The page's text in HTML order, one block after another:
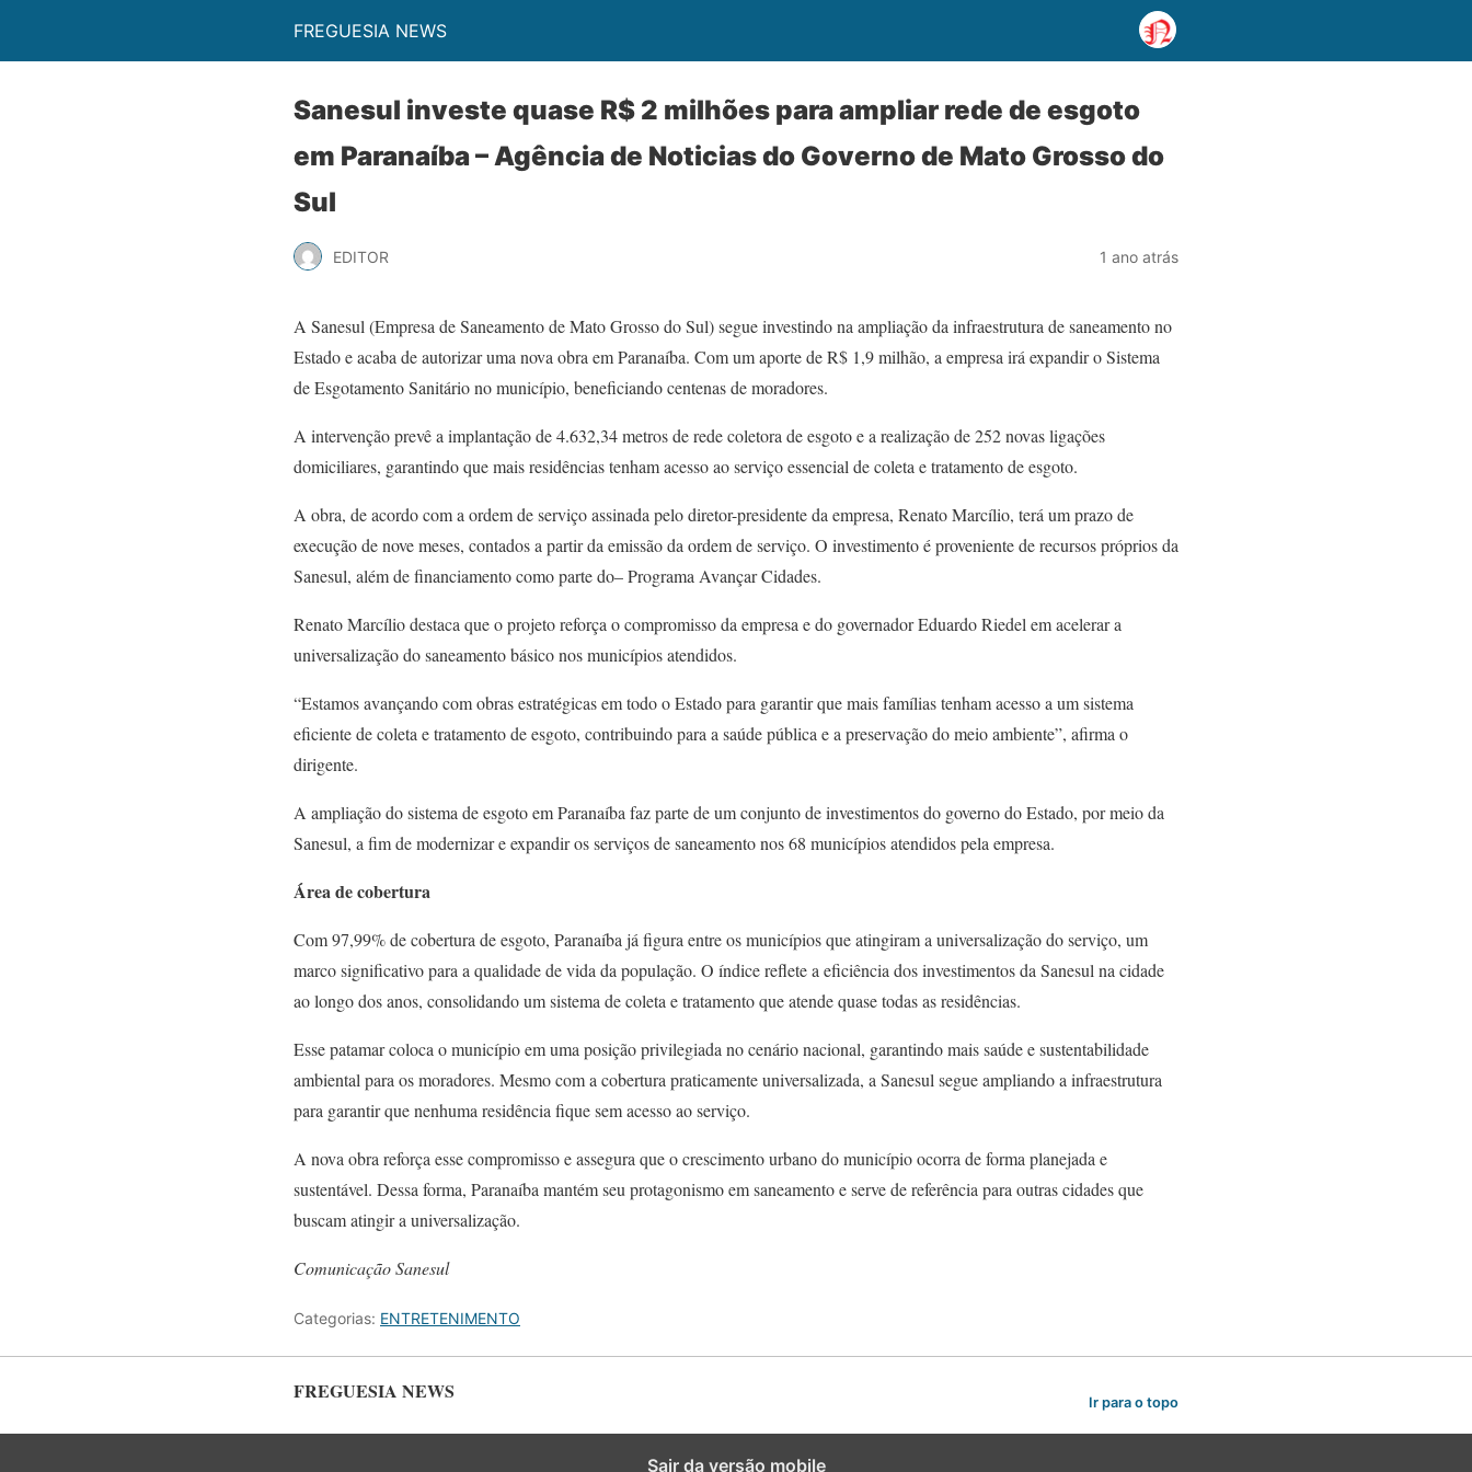
FREGUESIA NEWS
Sanesul investe quase R$ 2 milhões para ampliar rede de esgoto
em Paranaíba – Agência de Noticias do Governo de Mato Grosso do
Sul
EDITOR 1 ano atrás
A Sanesul (Empresa de Saneamento de Mato Grosso do Sul) segue investindo na ampliação da infraestrutura de saneamento no
Estado e acaba de autorizar uma nova obra em Paranaíba. Com um aporte de R$ 1,9 milhão, a empresa irá expandir o Sistema
de Esgotamento Sanitário no município, beneficiando centenas de moradores.
A intervenção prevê a implantação de 4.632,34 metros de rede coletora de esgoto e a realização de 252 novas ligações
domiciliares, garantindo que mais residências tenham acesso ao serviço essencial de coleta e tratamento de esgoto.
A obra, de acordo com a ordem de serviço assinada pelo diretor-presidente da empresa, Renato Marcílio, terá um prazo de
execução de nove meses, contados a partir da emissão da ordem de serviço. O investimento é proveniente de recursos próprios da
Sanesul, além de financiamento como parte do– Programa Avançar Cidades.
Renato Marcílio destaca que o projeto reforça o compromisso da empresa e do governador Eduardo Riedel em acelerar a
universalização do saneamento básico nos municípios atendidos.
“Estamos avançando com obras estratégicas em todo o Estado para garantir que mais famílias tenham acesso a um sistema
eficiente de coleta e tratamento de esgoto, contribuindo para a saúde pública e a preservação do meio ambiente”, afirma o
dirigente.
A ampliação do sistema de esgoto em Paranaíba faz parte de um conjunto de investimentos do governo do Estado, por meio da
Sanesul, a fim de modernizar e expandir os serviços de saneamento nos 68 municípios atendidos pela empresa.
Área de cobertura
Com 97,99% de cobertura de esgoto, Paranaíba já figura entre os municípios que atingiram a universalização do serviço, um
marco significativo para a qualidade de vida da população. O índice reflete a eficiência dos investimentos da Sanesul na cidade
ao longo dos anos, consolidando um sistema de coleta e tratamento que atende quase todas as residências.
Esse patamar coloca o município em uma posição privilegiada no cenário nacional, garantindo mais saúde e sustentabilidade
ambiental para os moradores. Mesmo com a cobertura praticamente universalizada, a Sanesul segue ampliando a infraestrutura
para garantir que nenhuma residência fique sem acesso ao serviço.
A nova obra reforça esse compromisso e assegura que o crescimento urbano do município ocorra de forma planejada e
sustentável. Dessa forma, Paranaíba mantém seu protagonismo em saneamento e serve de referência para outras cidades que
buscam atingir a universalização.
Comunicação Sanesul
Categorias: ENTRETENIMENTO
FREGUESIA NEWS Ir para o topo
Sair da versão mobile